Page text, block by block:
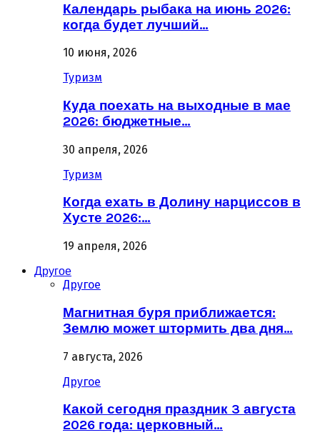
Календарь рыбака на июнь 2026:
когда будет лучший…
10 июня, 2026
Туризм
Куда поехать на выходные в мае
2026: бюджетные…
30 апреля, 2026
Туризм
Когда ехать в Долину нарциссов в
Хусте 2026:…
19 апреля, 2026
Другое
Другое
Магнитная буря приближается:
Землю может штормить два дня…
7 августа, 2026
Другое
Какой сегодня праздник 3 августа
2026 года: церковный…